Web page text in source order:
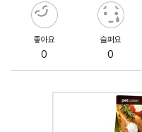
좋아요
0
슬퍼요
0